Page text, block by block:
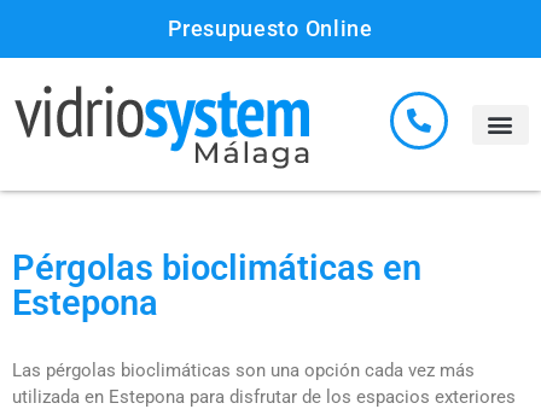
Presupuesto Online
Pérgolas bioclimáticas en
Estepona
Las pérgolas bioclimáticas son una opción cada vez más
utilizada en Estepona para disfrutar de los espacios exteriores